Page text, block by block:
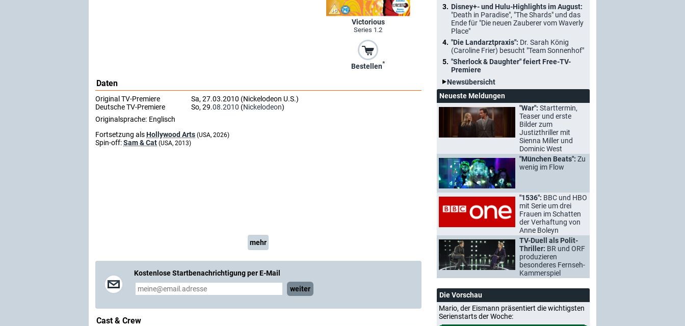
Victorious
Series 1.2
Bestellen*
Daten
Original TV-Premiere
Sa, 27.03.2010 (Nickelodeon U.S.)
Deutsche TV-Premiere
So, 29.08.2010 (Nickelodeon)
Originalsprache: Englisch
Fortsetzung alsHollywood Arts (USA, 2026)
Spin-off:Sam & Cat (USA, 2013)
mehr
Kostenlose Startbenachrichtigung per E-Mail
weiter
Cast & Crew
Disney+- und Hulu-Highlights im August:
"Death in Paradise", "The Shards" und das
Ende für "Die neuen Zauberer vom Waverly
Place"
"Die Landarztpraxis": Dr. Sarah König
(Caroline Frier) besucht "Team Sonnenhof"
"Sherlock & Daughter" feiert Free-TV-
Premiere
Newsübersicht
Neueste Meldungen
"War": Starttermin,
Teaser und erste
Bilder zum
Justizthriller mit
Sienna Miller und
Dominic West
"München Beats": Zu
wenig im Flow
"1536": BBC und HBO
mit Serie um drei
Frauen im Schatten
der Verhaftung von
Anne Boleyn
TV-Duell als Polit-
Thriller: BR und ORF
produzieren
besonderes Fernseh-
Kammerspiel
Die Vorschau
Mario, der Eismann präsentiert die wichtigsten
Serienstarts der Woche: